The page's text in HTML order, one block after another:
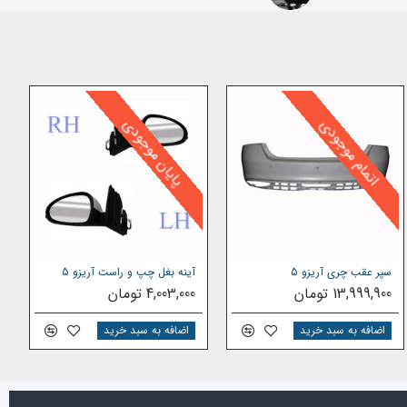
اتمام موجودی
سپر عقب چری آریزو 5
13,999,900 تومان
اضافه به سبد خرید
پایان موجودی
آینه بغل چپ و راست آریزو 5
4,003,000 تومان
اضافه به سبد خرید